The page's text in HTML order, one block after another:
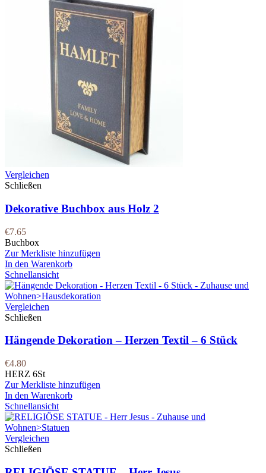
Vergleichen
Schließen
Dekorative Buchbox aus Holz 2
€7.65
Buchbox
Zur Merkliste hinzufügen
In den Warenkorb
Schnellansicht
Vergleichen
Schließen
Hängende Dekoration – Herzen Textil – 6 Stück
€4.80
HERZ 6St
Zur Merkliste hinzufügen
In den Warenkorb
Schnellansicht
Vergleichen
Schließen